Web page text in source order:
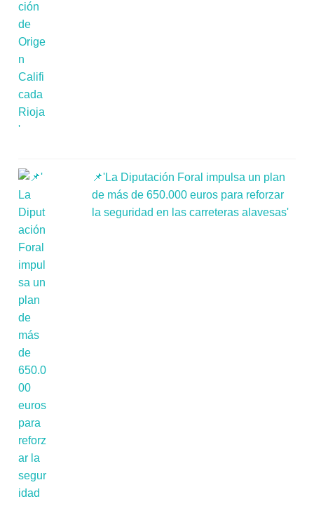
📌'La Diputación Foral impulsa un plan
de más de 650.000 euros para reforzar
la seguridad en las carreteras alavesas'